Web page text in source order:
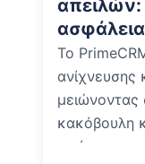
απειλών:
Το
ανίχνευσης
μειώνοντας
κακόβουλη
ιστότοπους.